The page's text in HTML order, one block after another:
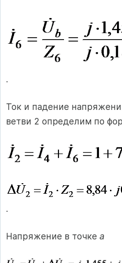
.
Ток и падение
ветви 2 определим по
.
Напряжение в точке a